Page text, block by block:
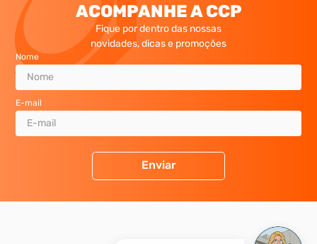
ACOMPANHE A CCP
Fique por dentro das nossas
novidades, dicas e promoções
Nome
E-mail
Enviar